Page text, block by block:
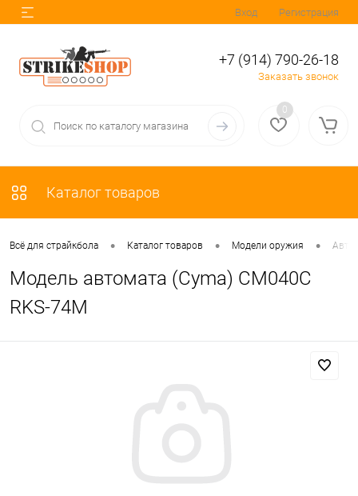
Вход Регистрация
+7 (914) 790-26-18
Заказать звонок
0
Каталог товаров
Всё для страйкбола • Каталог товаров • Модели оружия •
Модель автомата (Cyma) CM040С
RKS-74M